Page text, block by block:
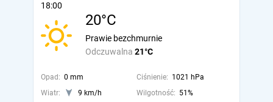
18:00
20°C
Odczuwalna 21°C
Prawie bezchmurnie
Opad: 0 mm Ciśnienie: 1021 hPa
Wiatr:
9 km/h Wilgotność: 51%